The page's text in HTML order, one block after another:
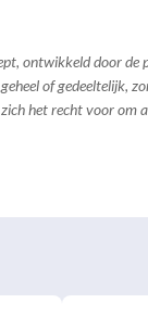
ontwikkeld door de
of gedeeltelijk,
het recht voor